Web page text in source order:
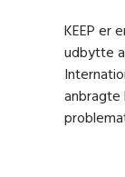
KEEP er
udbytte
anbragte